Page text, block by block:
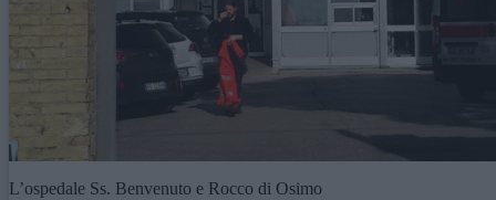
L’ospedale Ss. Benvenuto e Rocco di Osimo